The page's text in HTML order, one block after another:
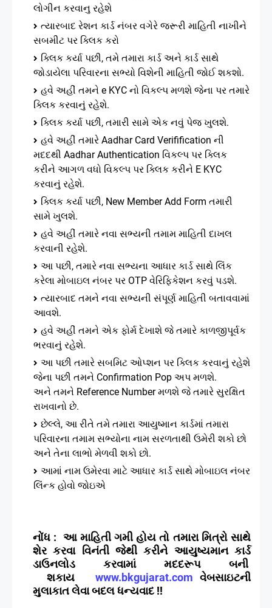
લોગીન કરવાનુ રહેશે
ત્યારબાદ રેશન કાર્ડ નંબર વગેરે જરૂરી માહિતી નાખીને
સબમીટ પર ક્લિક કરો
ક્લિક કર્યા પછી, તમે તમારા કાર્ડ અને કાર્ડ સાથે
જોડાયેલા પરિવારના સભ્યો વિશેની માહિતી જોઈ શકશો.
હવે અહીં તમને e KYC નો વિકલ્પ મળશે જેના પર તમારે
ક્લિક કરવાનું રહેશે.
ક્લિક કર્યા પછી, તમારી સામે એક નવું પેજ ખુલશે.
હવે અહીં તમારે Aadhar Card Verifification ની
મદદથી Aadhar Authentication વિકલ્પ પર ક્લિક
કરીને આગળ વધો વિકલ્પ પર ક્લિક કરીને E KYC
કરવાનું રહેશે.
ક્લિક કર્યા પછી, New Member Add Form તમારી
સામે ખુલશે.
હવે અહીં તમારે નવા સભ્યની તમામ માહિતી દાખલ
કરવાની રહેશે.
આ પછી, તમારે નવા સભ્યના આધાર કાર્ડ સાથે લિંક
કરેલા મોબાઇલ નંબર પર OTP વેરિફિકેશન કરવું પડશે.
ત્યારબાદ તમને નવા સભ્યની સંપૂર્ણ માહિતી બતાવવામાં
આવશે.
હવે અહીં તમને એક ફોર્મ દેખાશે જે તમારે કાળજીપૂર્વક
ભરવાનું રહેશે.
આ પછી તમારે સબમિટ ઓપ્શન પર ક્લિક કરવાનું રહેશે
જેના પછી તમને Confirmation Pop અપ મળશે.
અને તમને Reference Number મળશે જે તમારે સુરક્ષિત
રાખવાનો છે.
છેલ્લે, આ રીતે તમે તમારા આયુષ્માન કાર્ડમાં તમારા
પરિવારના તમામ સભ્યોના નામ સરળતાથી ઉમેરી શકો છો
અને તેના લાભો મેળવી શકો છો.
આમાં નામ ઉમેરવા માટે આધાર કાર્ડ સાથે મોબાઇલ નંબર
લિંન્ક હોવો જોઇએ
નોંધ : આ માહિતી ગમી હોય તો તમારા મિત્રો સાથે
શેર કરવા વિનંતી જેથી કરીને આયુષ્યમાન કાર્ડ
ડાઉનલોડ કરવામાં મદદરૂપ બની
શકાય
www.bkgujarat.com વેબસાઇટની
મુલાકાત લેવા બદલ ધન્યવાદ !!